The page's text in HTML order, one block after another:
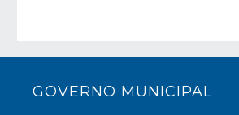
GOVERNO MUNICIPAL